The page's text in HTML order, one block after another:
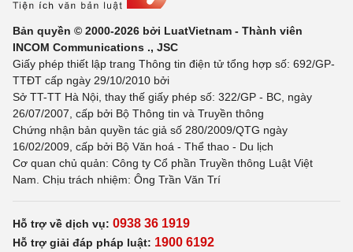
Bản quyền © 2000-2026 bởi LuatVietnam - Thành viên
INCOM Communications ., JSC
Giấy phép thiết lập trang Thông tin điện tử tổng hợp số: 692/GP-
TTĐT cấp ngày 29/10/2010 bởi
Sở TT-TT Hà Nội, thay thế giấy phép số: 322/GP - BC, ngày
26/07/2007, cấp bởi Bộ Thông tin và Truyền thông
Chứng nhận bản quyền tác giả số 280/2009/QTG ngày
16/02/2009, cấp bởi Bộ Văn hoá - Thể thao - Du lịch
Cơ quan chủ quản: Công ty Cổ phần Truyền thông Luật Việt
Nam. Chịu trách nhiệm: Ông Trần Văn Trí
Hỗ trợ về dịch vụ: 0938 36 1919
Hỗ trợ giải đáp pháp luật: 1900 6192